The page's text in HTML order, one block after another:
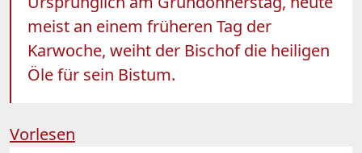
meist an einem früheren Tag der
Karwoche, weiht der Bischof die heiligen
Öle für sein Bistum.
Vorlesen